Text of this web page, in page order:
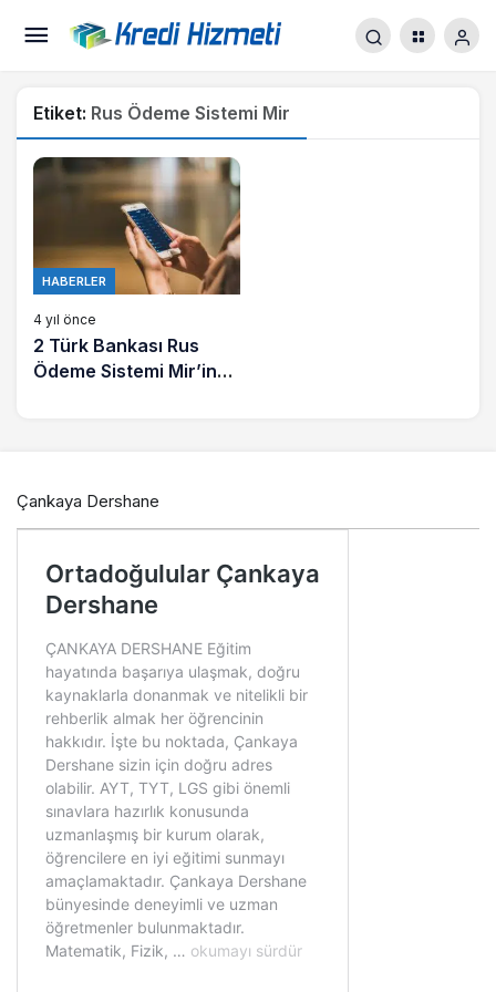
Etiket: Rus Ödeme Sistemi Mir
HABERLER
4 yıl önce
2 Türk Bankası Rus
Ödeme Sistemi Mir’in
Çankaya Dershane